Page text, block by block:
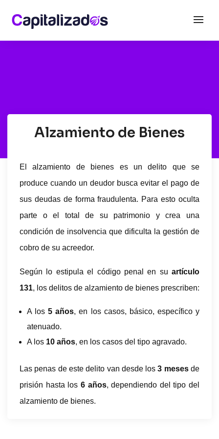
Alzamiento de Bienes
El alzamiento de bienes es un delito que se
produce cuando un deudor busca evitar el pago de
sus deudas de forma fraudulenta. Para esto oculta
parte o el total de su patrimonio y crea una
condición de insolvencia que dificulta la gestión de
cobro de su acreedor.
Según lo estipula el código penal en su artículo
131, los delitos de alzamiento de bienes prescriben:
A los5 años, en los casos, básico, específico y
atenuado.
A los 10 años, en los casos del tipo agravado.
Las penas de este delito van desde los3 mesesde
prisión hasta los 6 años, dependiendo del tipo del
alzamiento de bienes.